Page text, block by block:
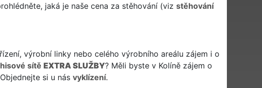
jaká je naše cena za stěhování (viz stěhování
výrobní linky nebo celého výrobního areálu zájem i o
sítě EXTRA SLUŽBY? Měli byste v Kolíně zájem o
si u nás vyklízení.